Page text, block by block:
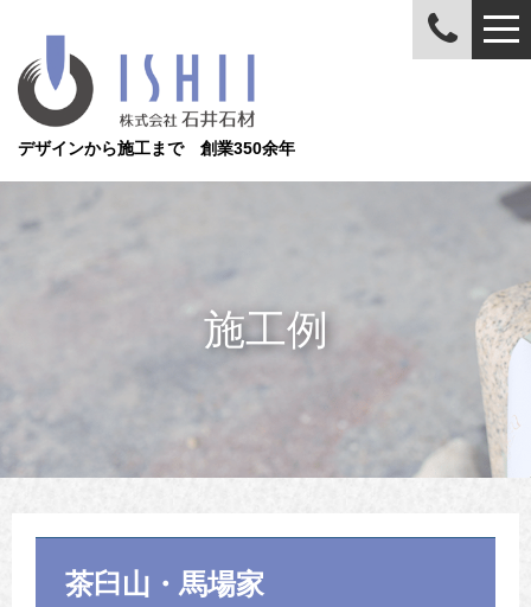
デザインから施工まで 創業350余年
施工例
茶臼山・馬場家